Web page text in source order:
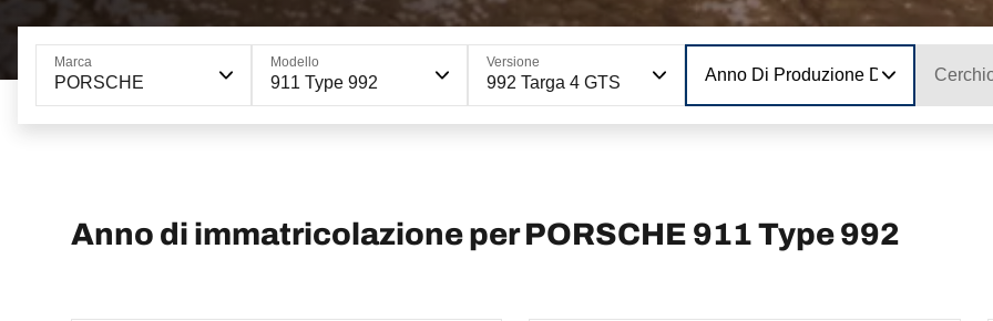
Marca
PORSCHE
Modello
911 Type 992
Versione
992 Targa 4 GTS Anno Di Produzione Del Modello
Anno di immatricolazione per PORSCHE 911 Type 992